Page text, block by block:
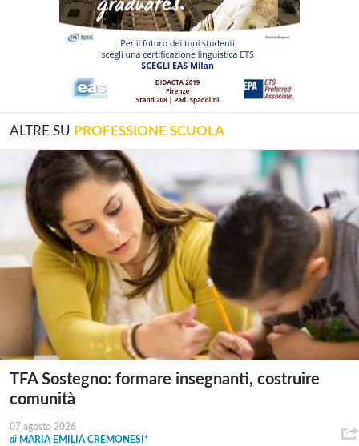
ALTRE SU PROFESSIONE SCUOLA
TFA Sostegno: formare insegnanti, costruire
comunità
07 agosto 2026
di MARIA EMILIA CREMONESI*